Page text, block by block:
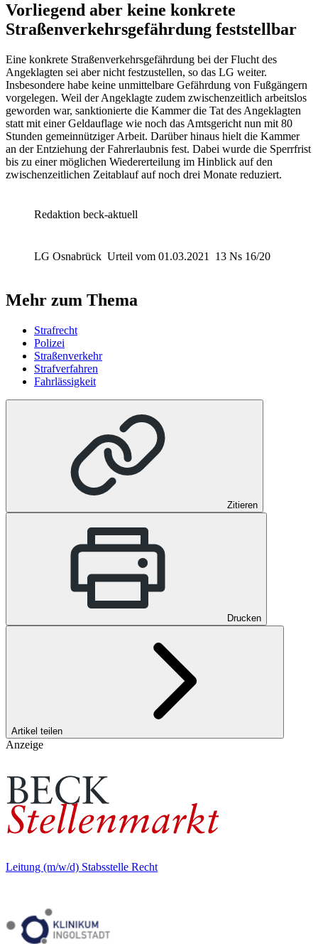
Vorliegend aber keine konkrete
Straßenverkehrsgefährdung feststellbar
Eine konkrete Straßenverkehrsgefährdung bei der Flucht des
Angeklagten sei aber nicht festzustellen, so das LG weiter.
Insbesondere habe keine unmittelbare Gefährdung von Fußgängern
vorgelegen. Weil der Angeklagte zudem zwischenzeitlich arbeitslos
geworden war, sanktionierte die Kammer die Tat des Angeklagten
statt mit einer Geldauflage wie noch das Amtsgericht nun mit 80
Stunden gemeinnütziger Arbeit. Darüber hinaus hielt die Kammer
an der Entziehung der Fahrerlaubnis fest. Dabei wurde die Sperrfrist
bis zu einer möglichen Wiedererteilung im Hinblick auf den
zwischenzeitlichen Zeitablauf auf noch drei Monate reduziert.
Redaktion beck-aktuell
LG Osnabrück Urteil vom 01.03.2021 13 Ns 16/20
Mehr zum Thema
Strafrecht
Polizei
Straßenverkehr
Strafverfahren
Fahrlässigkeit
Zitieren
Drucken
Artikel teilen
Anzeige
Leitung (m/w/d) Stabsstelle Recht